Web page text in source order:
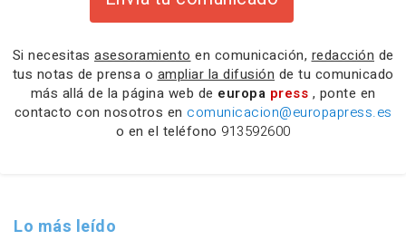
Si necesitas asesoramiento en comunicación, redacción de
tus notas de prensa o ampliar la difusión de tu comunicado
más allá de la página web de europa press , ponte en
contacto con nosotros en comunicacion@europapress.es
o en el teléfono 913592600
Lo más leído